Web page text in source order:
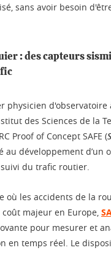
sans avoir besoin
: des capteurs
physicien d'observatoire
des Sciences de la
Proof of Concept SAFE (
au développement d’un
du trafic routier.
où les accidents de la
majeur en Europe,
pour mesurer et
en temps réel. Le